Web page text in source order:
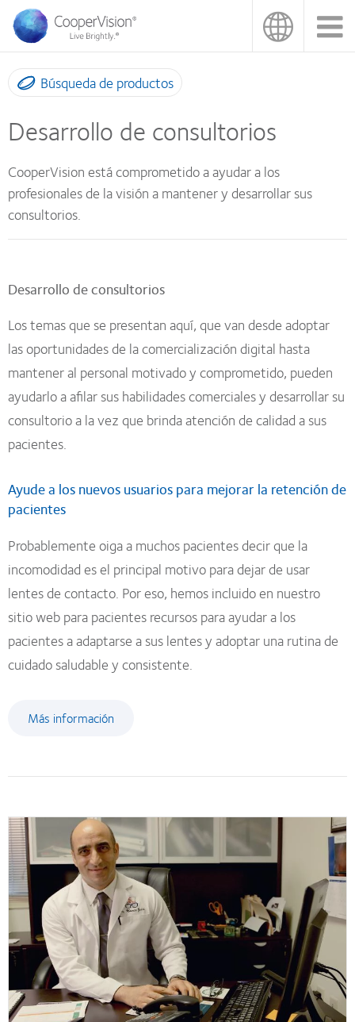
Pasar
contenido
principal
Búsqueda de productos
Desarrollo de consultorios
CooperVision está comprometido a ayudar a los
profesionales de la visión a mantener y desarrollar sus
consultorios.
Desarrollo de consultorios
Los temas que se presentan aquí, que van desde adoptar
las oportunidades de la comercialización digital hasta
mantener al personal motivado y comprometido, pueden
ayudarlo a afilar sus habilidades comerciales y desarrollar su
consultorio a la vez que brinda atención de calidad a sus
pacientes.
Ayude a los nuevos usuarios para mejorar la retención de
pacientes
Probablemente oiga a muchos pacientes decir que la
incomodidad es el principal motivo para dejar de usar
lentes de contacto. Por eso, hemos incluido en nuestro
sitio web para pacientes recursos para ayudar a los
pacientes a adaptarse a sus lentes y adoptar una rutina de
cuidado saludable y consistente.
Más información